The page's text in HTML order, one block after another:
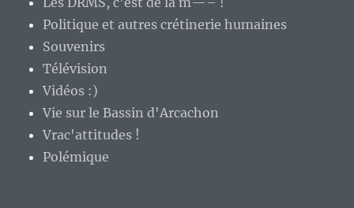
Politique et autres crétinerie humaines
Souvenirs
Télévision
Vidéos :)
Vie sur le Bassin d'Arcachon
Vrac'attitudes !
Polémique